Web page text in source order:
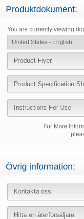
Produktdokument:
You are currently viewing
Product Flyer
Product Specification
Instructions For Use
For More
Övrig information:
Kontakta oss
Hitta en återförsäljare